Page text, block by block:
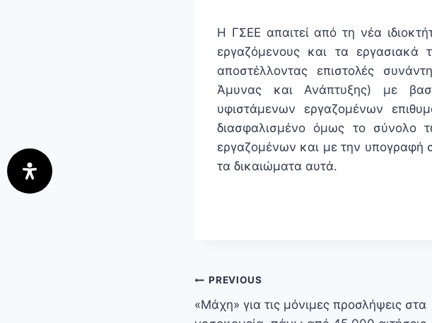
Η ΓΣΕΕ απαιτεί από τη νέα
εργαζόμενους και τα εργασιακά
αποστέλλοντας επιστολές
Άμυνας και Ανάπτυξης) με βα
υφιστάμενων εργαζομένων
διασφαλισμένο όμως το σύνολο
εργαζομένων και με την υπογραφή
τα δικαιώματα αυτά.
PREVIOUS
«Μάχη» για τις μόνιμες προσλήψεις στα